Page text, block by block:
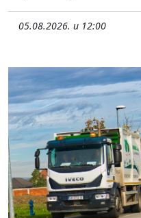
05.08.2026. u 12:00